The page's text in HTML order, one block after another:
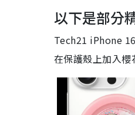
以下是部分
Tech21 iPhone
在保護殼上加入